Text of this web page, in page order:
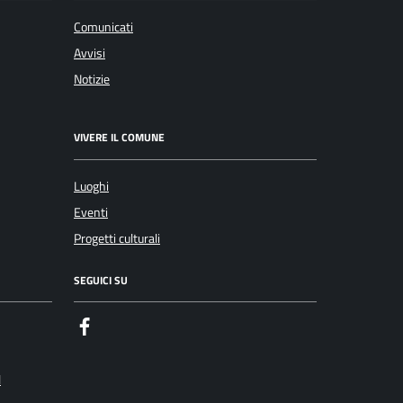
Comunicati
Avvisi
Notizie
VIVERE IL COMUNE
Luoghi
Eventi
Progetti culturali
SEGUICI SU